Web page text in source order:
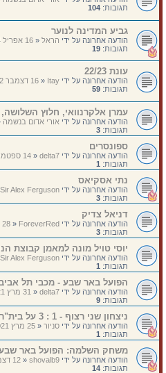
תגובות: 104
גביע המדינה לנוער
הודעה אחרונה על ידי הראל«16 אפריל 2024, 18:58
תגובות: 19
עונת 22/23
הודעה אחרונה על ידי Itay
«16 דצמבר 2022, 16:35
תגובות: 59
עמרן אלקרנוואי, חלוץ השלושה,
הודעה אחרונה על ידי אורי אדום בנשמה
תגובות: 3
ספונסרים
הודעה אחרונה על ידי delta7
«14 ספטמבר 2021, 06:35
תגובות: 1
נתי אסקיאס
הודעה אחרונה על ידי Sir Alex Ferguson
תגובות: 3
דניאל צדיק
הודעה אחרונה על ידי ForeverRed
«28 יולי 2021, 11:33
תגובות: 3
יוסי טויל מונה למאמן קבוצת
הודעה אחרונה על ידי Sir Alex Ferguson
תגובות: 1
הפועל באר שבע - מכבי תל אביב
הודעה אחרונה על ידי delta7
«31 מרץ 2021, 14:46
תגובות: 9
ניצחון שני רצוף - 1 : 3 על בית"ר י"ם בירושלים
הודעה אחרונה על ידי סניור«25 מרץ 2021, 09:24
תגובות: 1
משחק השלמה: הפועל באר שבע
הודעה אחרונה על ידי shovalb9
«12 דצמבר 2020, 02:40
תגובות: 14